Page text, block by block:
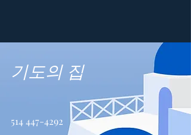
기도의 집
514 447-4292